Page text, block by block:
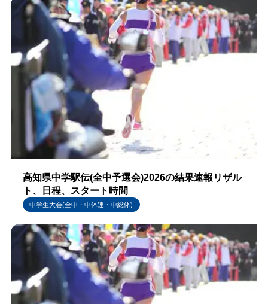
高知県中学駅伝(全中予選会)2026の結果速報リザル
ト、日程、スタート時間
中学生大会(全中・中体連・中総体)